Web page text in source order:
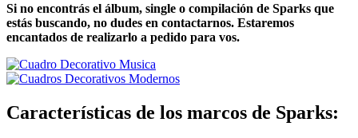
Si no encontrás el álbum, single o compilación de Sparks que
estás buscando, no dudes en contactarnos. Estaremos
encantados de realizarlo a pedido para vos.
Características de los marcos de Sparks: